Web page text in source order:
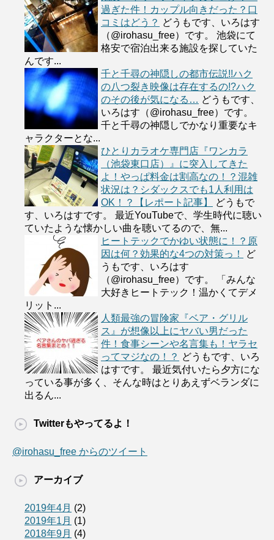
過ぎた件！カップル向きだった？口
コミはどう？ どうもです、いろはす
（@irohasu_free）です。 池袋にて
格安で宿泊出来る施設を探していた
んです...
千と千尋の神隠しの都市伝説!!ハク
の八つ裂き映像は存在するの!?ハク
のその後が気になる… どうもです、
いろはす（@irohasu_free）です。
千と千尋の神隠しでかなり重要なキ
ャラクターとな...
ひとりカラオケ専門店『ワンカラ
（池袋東口店）』に突入してきた
よ！やっぱ料金は割高なの！？混雑
状況は？シダックスでも1人利用は
OK！？【レポート記事】
どうもで
す、いろはすです。 最近YouTubeで、学生時代に聴い
ていたような懐かしい曲を聴いてるので、無...
ヒートテックでかゆい状態に！？原
因は何？効果的な4つの対策っ！
ど
うもです、いろはす
（@irohasu_free）です。 「みんな
大好きヒートテック！温かくてデメ
リット...
人類最強の冒険家『ベア・グリル
ス』が想像以上にヤバい男だった
件！食事シーンや名言集も！ヤラセ
ってマジなの！？ どうもです、いろ
はすです。 最近気付いたら夕方にな
っている事が多く、そんな時はとりあえずベランダに
出るん...
Twitterもやってるよ！
@irohasu_free からのツイート
アーカイブ
2019年4月 (2)
2019年1月 (1)
2018年9月 (4)